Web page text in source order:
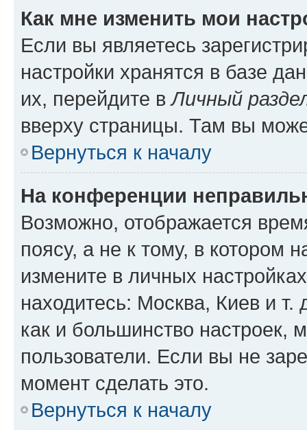
Как мне изменить мои
Если вы являетесь
настройки хранятся в базе
их, перейдите вЛичный
вверху страницы. Там вы
Вернуться к началу
На конференции
Возможно, отображается
поясу, а не к тому, в котором
измените в личных
находитесь: Москва, Киев и т.
как и большинство настроек,
пользователи. Если вы не
момент сделать это.
Вернуться к началу